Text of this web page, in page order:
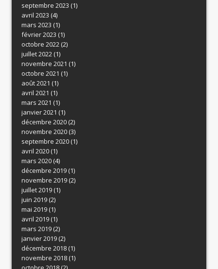
septembre 2023 (1)
avril 2023 (4)
mars 2023 (1)
février 2023 (1)
octobre 2022(2)
juillet 2022(1)
novembre 2021 (1)
octobre 2021 (1)
août 2021 (1)
avril 2021 (1)
mars 2021 (1)
janvier 2021 (1)
décembre 2020(2)
novembre 2020(3)
septembre 2020(1)
avril 2020(1)
mars 2020(4)
décembre 2019(1)
novembre 2019(2)
juillet 2019(1)
juin 2019(2)
mai 2019(1)
avril 2019(1)
mars 2019(2)
janvier 2019(2)
décembre 2018(1)
novembre 2018(1)